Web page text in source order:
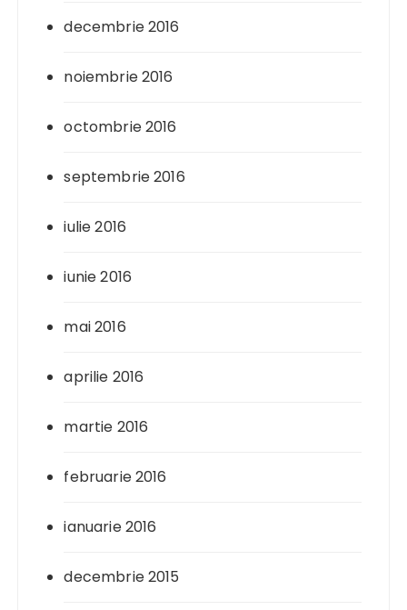
decembrie 2016
noiembrie 2016
octombrie 2016
septembrie 2016
iulie 2016
iunie 2016
mai 2016
aprilie 2016
martie 2016
februarie 2016
ianuarie 2016
decembrie 2015